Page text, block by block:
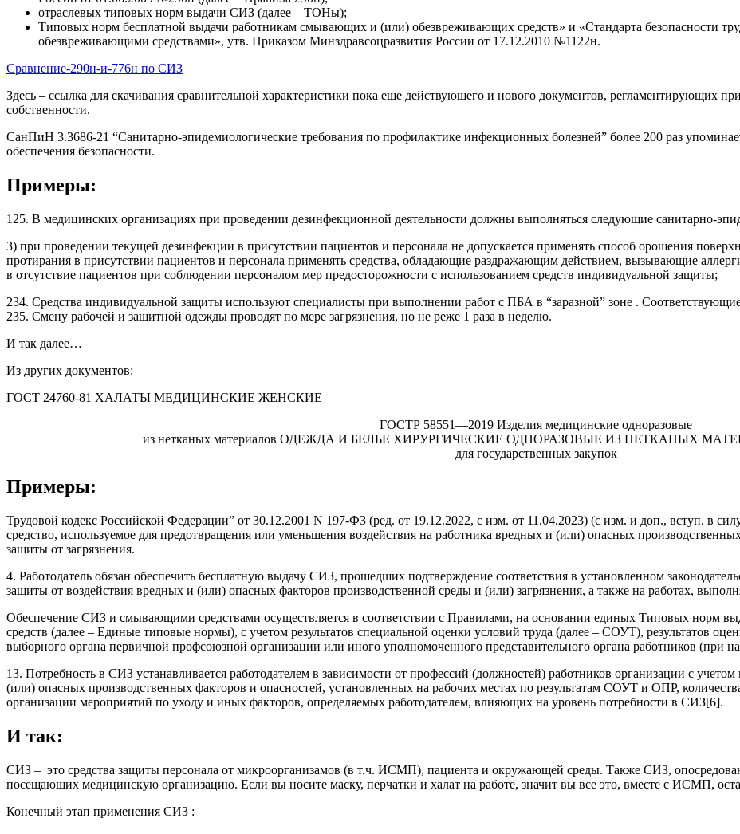
отраслевых типовых норм выдачи СИЗ (далее – ТОНы);
Типовых норм бесплатной выдачи работникам смывающих и (или) обезвреживающих средств» и «Стандарта безопасности
обезвреживающими средствами», утв. Приказом Минздравсоцразвития России от 17.12.2010 №1122н.
Сравнение-290н-и-776н по СИЗ
Здесь – ссылка для скачивания сравнительной характеристики пока еще действующего и нового документов, регламентирующих
собственности.
СанПиН 3.3686-21 “Санитарно-эпидемиологические требования по профилактике инфекционных болезней” более 200 раз
обеспечения безопасности.
Примеры:
125. В медицинских организациях при проведении дезинфекционной деятельности должны выполняться следующие санитарно-
3) при проведении текущей дезинфекции в присутствии пациентов и персонала не допускается применять способ орошения
протирания в присутствии пациентов и персонала применять средства, обладающие раздражающим действием, вызывающие
в отсутствие пациентов при соблюдении персоналом мер предосторожности с использованием средств индивидуальной защиты;
234. Средства индивидуальной защиты используют специалисты при выполнении работ с ПБА в “заразной” зоне .
235. Смену рабочей и защитной одежды проводят по мере загрязнения, но не реже 1 раза в неделю.
И так далее…
Из других документов:
ГОСТ 24760-81 ХАЛАТЫ МЕДИЦИНСКИЕ ЖЕНСКИЕ
ГОСТР 58551—2019 Изделия медицинские одноразовые
из нетканых материалов ОДЕЖДА И БЕЛЬЕ ХИРУРГИЧЕСКИЕ ОДНОРАЗОВЫЕ ИЗ НЕТКАНЫХ
для государственных закупок
Примеры:
Трудовой кодекс Российской Федерации” от 30.12.2001 N 197-ФЗ (ред. от 19.12.2022, с изм. от 11.04.2023) (с изм. и доп., вступ. в
средство, используемое для предотвращения или уменьшения воздействия на работника вредных и (или) опасных
защиты от загрязнения.
4. Работодатель обязан обеспечить бесплатную выдачу СИЗ, прошедших подтверждение соответствия в установленном
защиты от воздействия вредных и (или) опасных факторов производственной среды и (или) загрязнения, а также на работах,
Обеспечение СИЗ и смывающими средствами осуществляется в соответствии с Правилами, на основании единых Типовых норм
средств (далее – Единые типовые нормы), с учетом результатов специальной оценки условий труда (далее – СОУТ), результатов
выборного органа первичной профсоюзной организации или иного уполномоченного представительного органа работников (при
13. Потребность в СИЗ устанавливается работодателем в зависимости от профессий (должностей) работников организации с
(или) опасных производственных факторов и опасностей, установленных на рабочих местах по результатам СОУТ и ОПР,
организации мероприятий по уходу и иных факторов, определяемых работодателем, влияющих на уровень потребности в СИЗ[6].
И так:
СИЗ – это средства защиты персонала от микроорганизамов (в т.ч. ИСМП), пациента и окружающей среды. Также СИЗ,
посещающих медицинскую организацию. Если вы носите маску, перчатки и халат на работе, значит вы все это, вместе с ИСМП,
Конечный этап применения СИЗ :